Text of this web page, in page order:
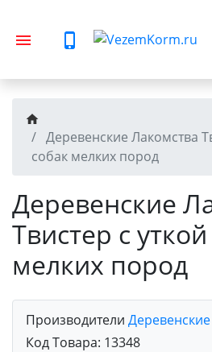
Деревенские Лакомства
собак мелких пород
Деревенские
Твистер с
мелких пород
Производители
Код Товара: 13348